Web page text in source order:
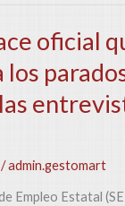
oficial
los
/admin.gestomart
Empleo Estatal